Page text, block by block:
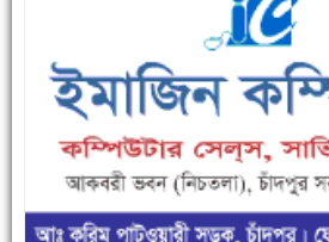
রেকর্ড ৪৫.৪৬ বিলিয়ন ডলারের রিজার্ভ